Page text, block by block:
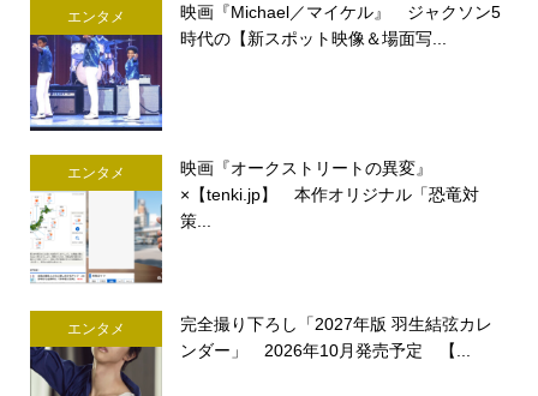
エンタメ
映画『Michael／マイケル』 ジャクソン5
時代の【新スポット映像＆場面写...
エンタメ
映画『オークストリートの異変』
×【tenki.jp】 本作オリジナル「恐竜対
策...
エンタメ
完全撮り下ろし「2027年版 羽生結弦カレ
ンダー」 2026年10月発売予定 【...